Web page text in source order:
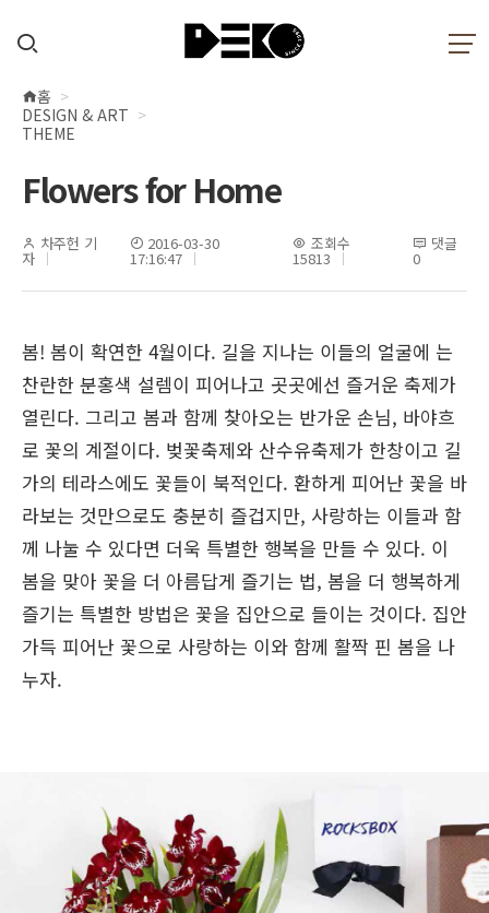
현
재
치
홈
DESIGN & ART
THEME
Flowers for Home
차주헌 기
자
2016-03-30
17:16:47
조회수
15813
댓글
0
봄! 봄이 확연한 4월이다. 길을 지나는 이들의 얼굴에 는
찬란한 분홍색 설렘이 피어나고 곳곳에선 즐거운 축제가
열린다. 그리고 봄과 함께 찾아오는 반가운 손님, 바야흐
로 꽃의 계절이다. 벚꽃축제와 산수유축제가 한창이고 길
가의 테라스에도 꽃들이 북적인다. 환하게 피어난 꽃을 바
라보는 것만으로도 충분히 즐겁지만, 사랑하는 이들과 함
께 나눌 수 있다면 더욱 특별한 행복을 만들 수 있다. 이
봄을 맞아 꽃을 더 아름답게 즐기는 법, 봄을 더 행복하게
즐기는 특별한 방법은 꽃을 집안으로 들이는 것이다. 집안
가득 피어난 꽃으로 사랑하는 이와 함께 활짝 핀 봄을 나
누자.